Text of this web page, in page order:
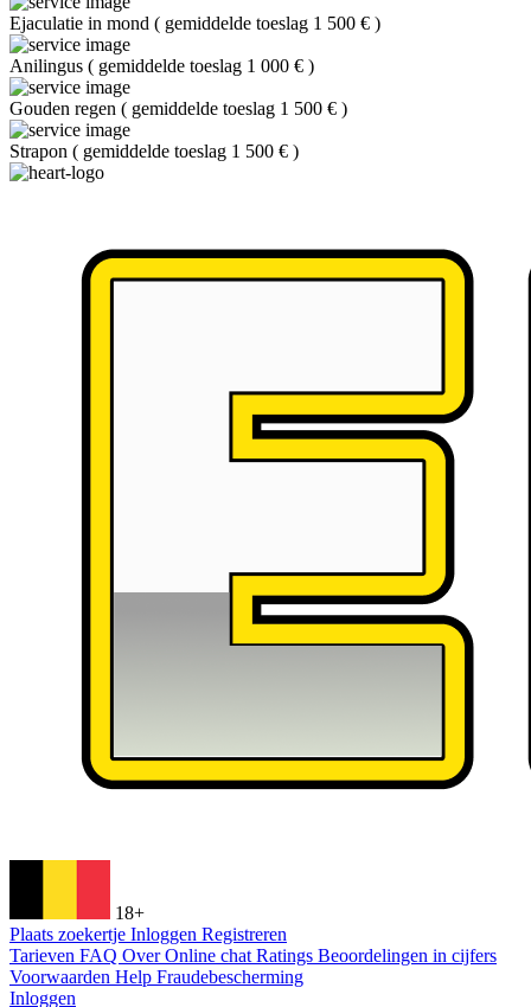
Ejaculatie in mond ( gemiddelde toeslag 1 500 € )
Anilingus ( gemiddelde toeslag 1 000 € )
Gouden regen ( gemiddelde toeslag 1 500 € )
Strapon ( gemiddelde toeslag 1 500 € )
18+
Plaats zoekertje Inloggen Registreren
Tarieven FAQ OverOnline chat Ratings Beoordelingen in cijfers
Voorwaarden Help Fraudebescherming
Inloggen